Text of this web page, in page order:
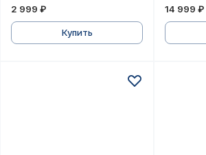
2 999 ₽
Купить
14 999 ₽